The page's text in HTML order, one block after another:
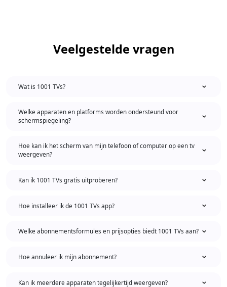
Veelgestelde vragen
Wat is 1001 TVs?
Welke apparaten en platforms worden ondersteund voor
schermspiegeling?
Hoe kan ik het scherm van mijn telefoon of computer op een tv
weergeven?
Kan ik 1001 TVs gratis uitproberen?
Hoe installeer ik de 1001 TVs app?
Welke abonnementsformules en prijsopties biedt 1001 TVs aan?
Hoe annuleer ik mijn abonnement?
Kan ik meerdere apparaten tegelijkertijd weergeven?